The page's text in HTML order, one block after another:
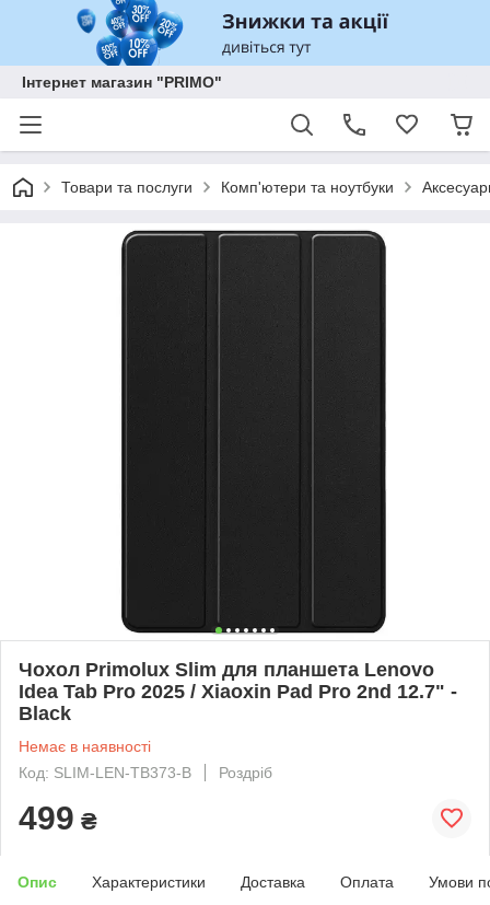
Інтернет магазин "PRIMO"
Товари та послуги Комп'ютери та ноутбуки
Чохол Primolux Slim для планшета Lenovo
Idea Tab Pro 2025 / Xiaoxin Pad Pro 2nd 12.7" -
Black
Немає в наявності
Код: SLIM-LEN-TB373-B
Роздріб
499 ₴
Опис Характеристики Доставка Оплата Умови